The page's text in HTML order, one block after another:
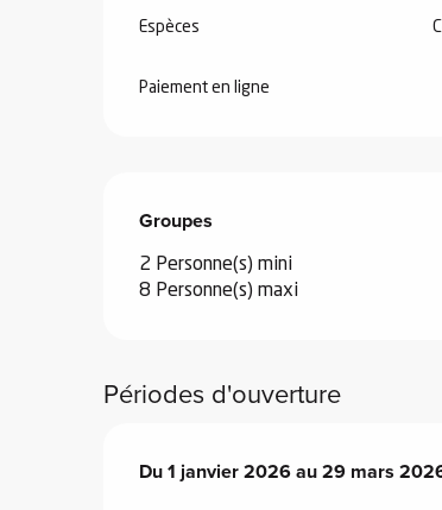
Espèces
Paiement en ligne
Groupes
Groupes
2 Personne(s) mini
8 Personne(s) maxi
Périodes d'ouverture
Du1 janvier 2026au29 mars
Du1 janvier 2026au29 mars